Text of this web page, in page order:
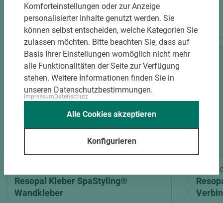
PASSENDES ZUBEHÖR
Resopal Kleber SpaStyling®
Wandkleber
Art.-Nr.
Komforteinstellungen oder zur Anzeige
personalisierter Inhalte genutzt werden. Sie
können selbst entscheiden, welche Kategorien Sie
zulassen möchten. Bitte beachten Sie, dass auf
Basis Ihrer Einstellungen womöglich nicht mehr
alle Funktionalitäten der Seite zur Verfügung
stehen. Weitere Informationen finden Sie in
unseren Datenschutzbestimmungen.
ImpressumDatenschutz
Konfigurieren
Alle Cookies akzeptieren